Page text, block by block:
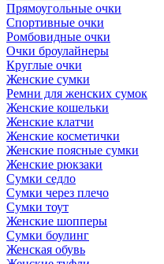
Прямоугольные очки
Спортивные очки
Ромбовидные очки
Очки броулайнеры
Круглые очки
Женские сумки
Ремни для женских сумок
Женские кошельки
Женские клатчи
Женские косметички
Женские поясные сумки
Женские рюкзаки
Сумки седло
Сумки через плечо
Сумки тоут
Женские шопперы
Сумки боулинг
Женская обувь